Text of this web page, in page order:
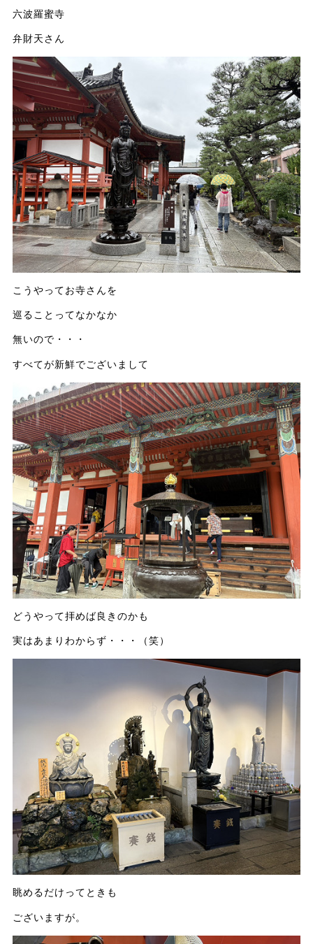
六波羅蜜寺
弁財天さん
こうやってお寺さんを
巡ることってなかなか
無いので・・・
すべてが新鮮でございまして
どうやって拝めば良きのかも
実はあまりわからず・・・（笑）
眺めるだけってときも
ございますが。